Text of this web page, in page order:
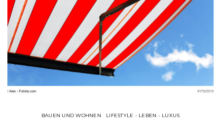
BAUEN UND WOHNEN LIFESTYLE - LEBEN - LUXUS